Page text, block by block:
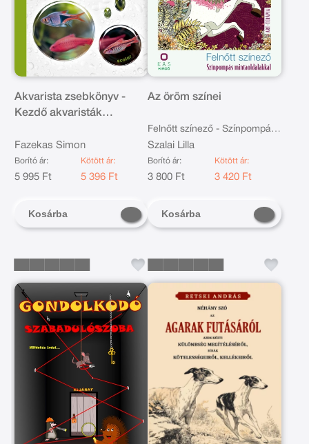
Akvarista zsebkönyv -
Kezdő akvaristák
Fazekas Simon
Borító ár:
5 995 Ft
Kötött ár:
5 396 Ft
Kosárba
Az öröm színei
Felnőtt színező - Színpompás
mintaoldalakkal
Szalai Lilla
Borító ár:
3 800 Ft
Kötött ár:
3 420 Ft
Kosárba